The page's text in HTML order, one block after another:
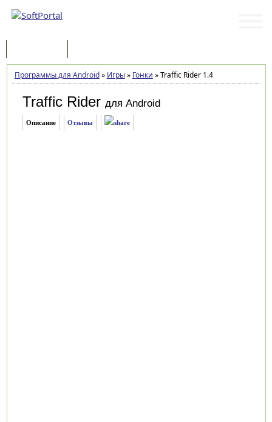
Программы для Android» Игры» Гонки »Traffic Rider 1.4
Traffic Rider для Android
Описание Отзывы